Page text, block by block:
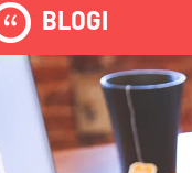
BLOGI